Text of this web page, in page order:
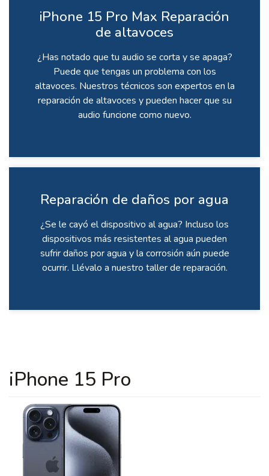
iPhone 15 Pro Max Reparación
de altavoces
¿Has notado que tu audio se corta y se apaga?
Puede que tengas un problema con los
altavoces. Nuestros técnicos son expertos en la
reparación de altavoces y pueden hacer que su
audio funcione como nuevo.
Reparación de daños por agua
¿Se le cayó el dispositivo al agua? Incluso los
dispositivos más resistentes al agua pueden
sufrir daños por agua y la corrosión aún puede
ocurrir. Llévalo a nuestro taller de reparación.
iPhone 15 Pro